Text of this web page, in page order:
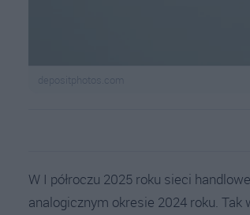
depositphotos.com
W I półroczu 2025 roku sieci
analogicznym okresie 2024 roku. Tak